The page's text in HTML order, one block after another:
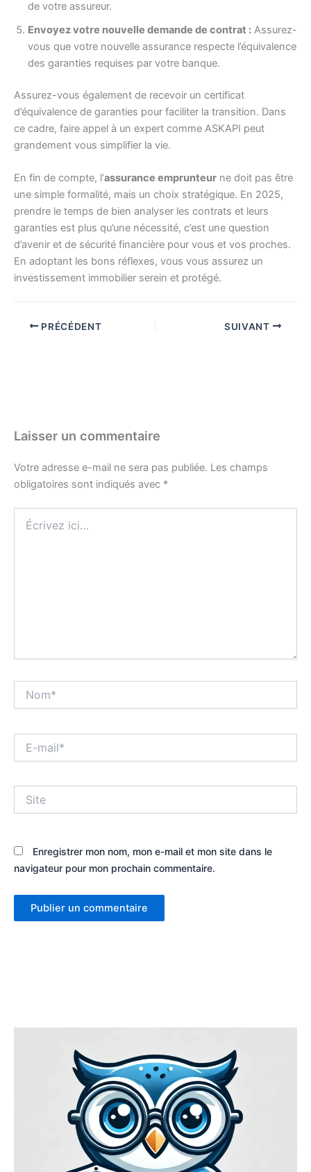
de votre assureur.
Envoyez votre nouvelle demande de contrat : Assurez-
vous que votre nouvelle assurance respecte l’équivalence
des garanties requises par votre banque.
Assurez-vous également de recevoir un certificat
d’équivalence de garanties pour faciliter la transition. Dans
ce cadre, faire appel à un expert comme ASKAPI peut
grandement vous simplifier la vie.
En fin de compte, l’assurance emprunteur ne doit pas être
une simple formalité, mais un choix stratégique. En 2025,
prendre le temps de bien analyser les contrats et leurs
garanties est plus qu’une nécessité, c’est une question
d’avenir et de sécurité financière pour vous et vos proches.
En adoptant les bons réflexes, vous vous assurez un
investissement immobilier serein et protégé.
PRÉCÉDENT SUIVANT
Laisser un commentaire
Votre adresse e-mail ne sera pas publiée. Les champs
obligatoires sont indiqués avec *
ici…
mail*
Enregistrer mon nom, mon e-mail et mon site dans le
navigateur pour mon prochain commentaire.